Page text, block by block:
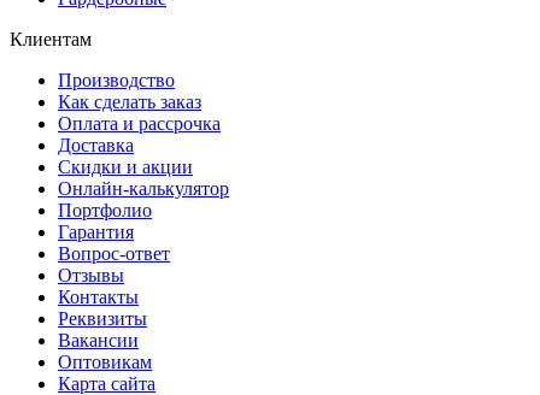
Клиентам
Производство
Как сделать заказ
Оплата и рассрочка
Доставка
Скидки и акции
Онлайн-калькулятор
Портфолио
Гарантия
Вопрос-ответ
Отзывы
Контакты
Реквизиты
Вакансии
Оптовикам
Карта сайта